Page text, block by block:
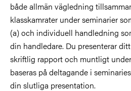
både allmän vägledning
klasskamrater under seminarier
(a) och individuell handledning
din handledare. Du presenterar
skriftlig rapport och muntligt
baseras på deltagande i
din slutliga presentation.